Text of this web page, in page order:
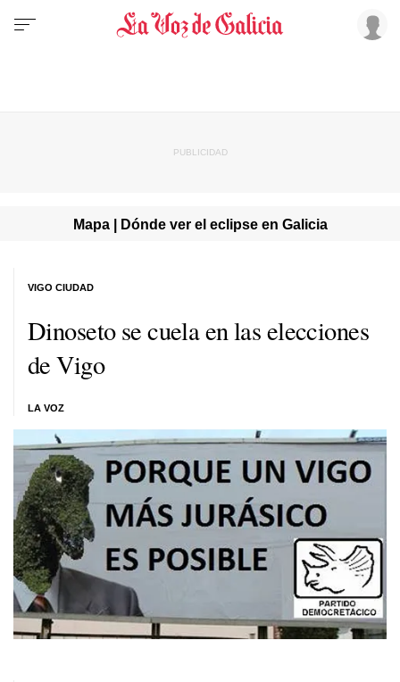
Mapa | Dónde ver el eclipse en Galicia
Dinoseto se cuela en las elecciones
de Vigo
LA VOZ
VIGO CIUDAD